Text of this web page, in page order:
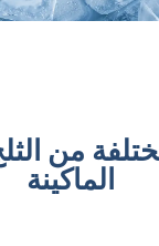
من
الماكينة